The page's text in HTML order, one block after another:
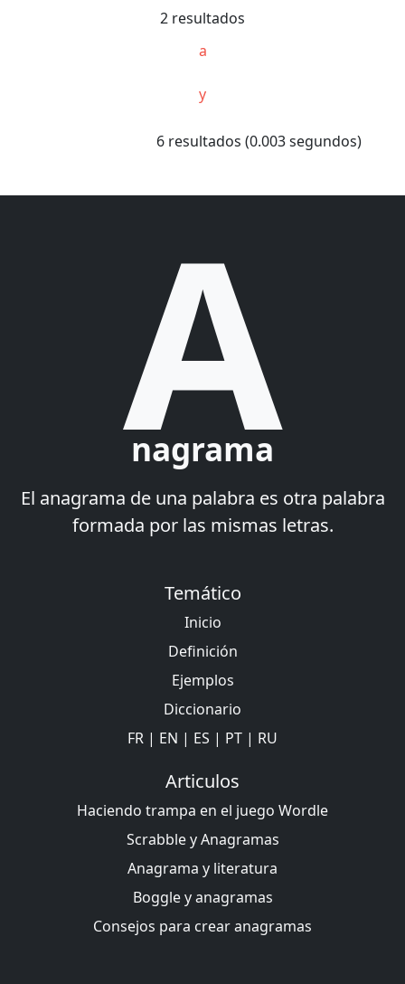
2 resultados
a
y
6 resultados (0.003 segundos)
A
nagrama
El anagrama de una palabra es otra palabra
formada por las mismas letras.
Temático
Inicio
Definición
Ejemplos
Diccionario
FR | EN | ES | PT | RU
Articulos
Haciendo trampa en el juego Wordle
Scrabble y Anagramas
Anagrama y literatura
Boggle y anagramas
Consejos para crear anagramas